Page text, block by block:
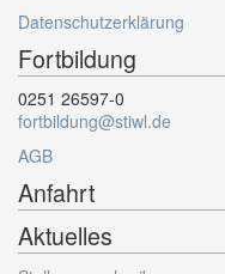
Datenschutzerklärung
Fortbildung
0251 26597-0
fortbildung@stiwl.de
AGB
Anfahrt
Aktuelles